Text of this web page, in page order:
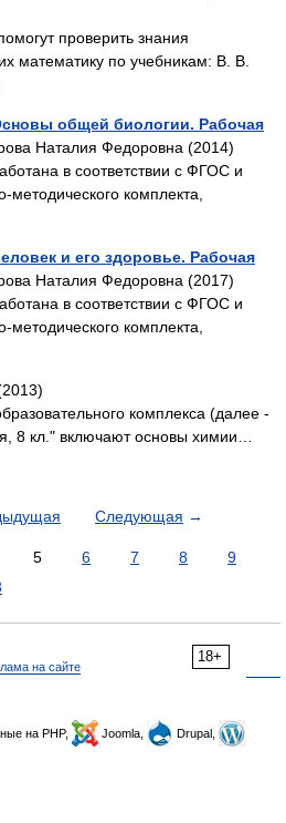
проверить знания
математику по учебникам: В. В.
общей биологии. Рабочая
Наталия Федоровна (2014)
в соответствии с ФГОС и
методического комплекта,
и его здоровье. Рабочая
Наталия Федоровна (2017)
в соответствии с ФГОС и
методического комплекта,
комплекса (далее -
8 кл." включают основы химии…
Следующая →
5 6 7 8
9
18+
на сайте
на PHP, Joomla,
Drupal,